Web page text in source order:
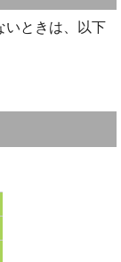
いときは、以下